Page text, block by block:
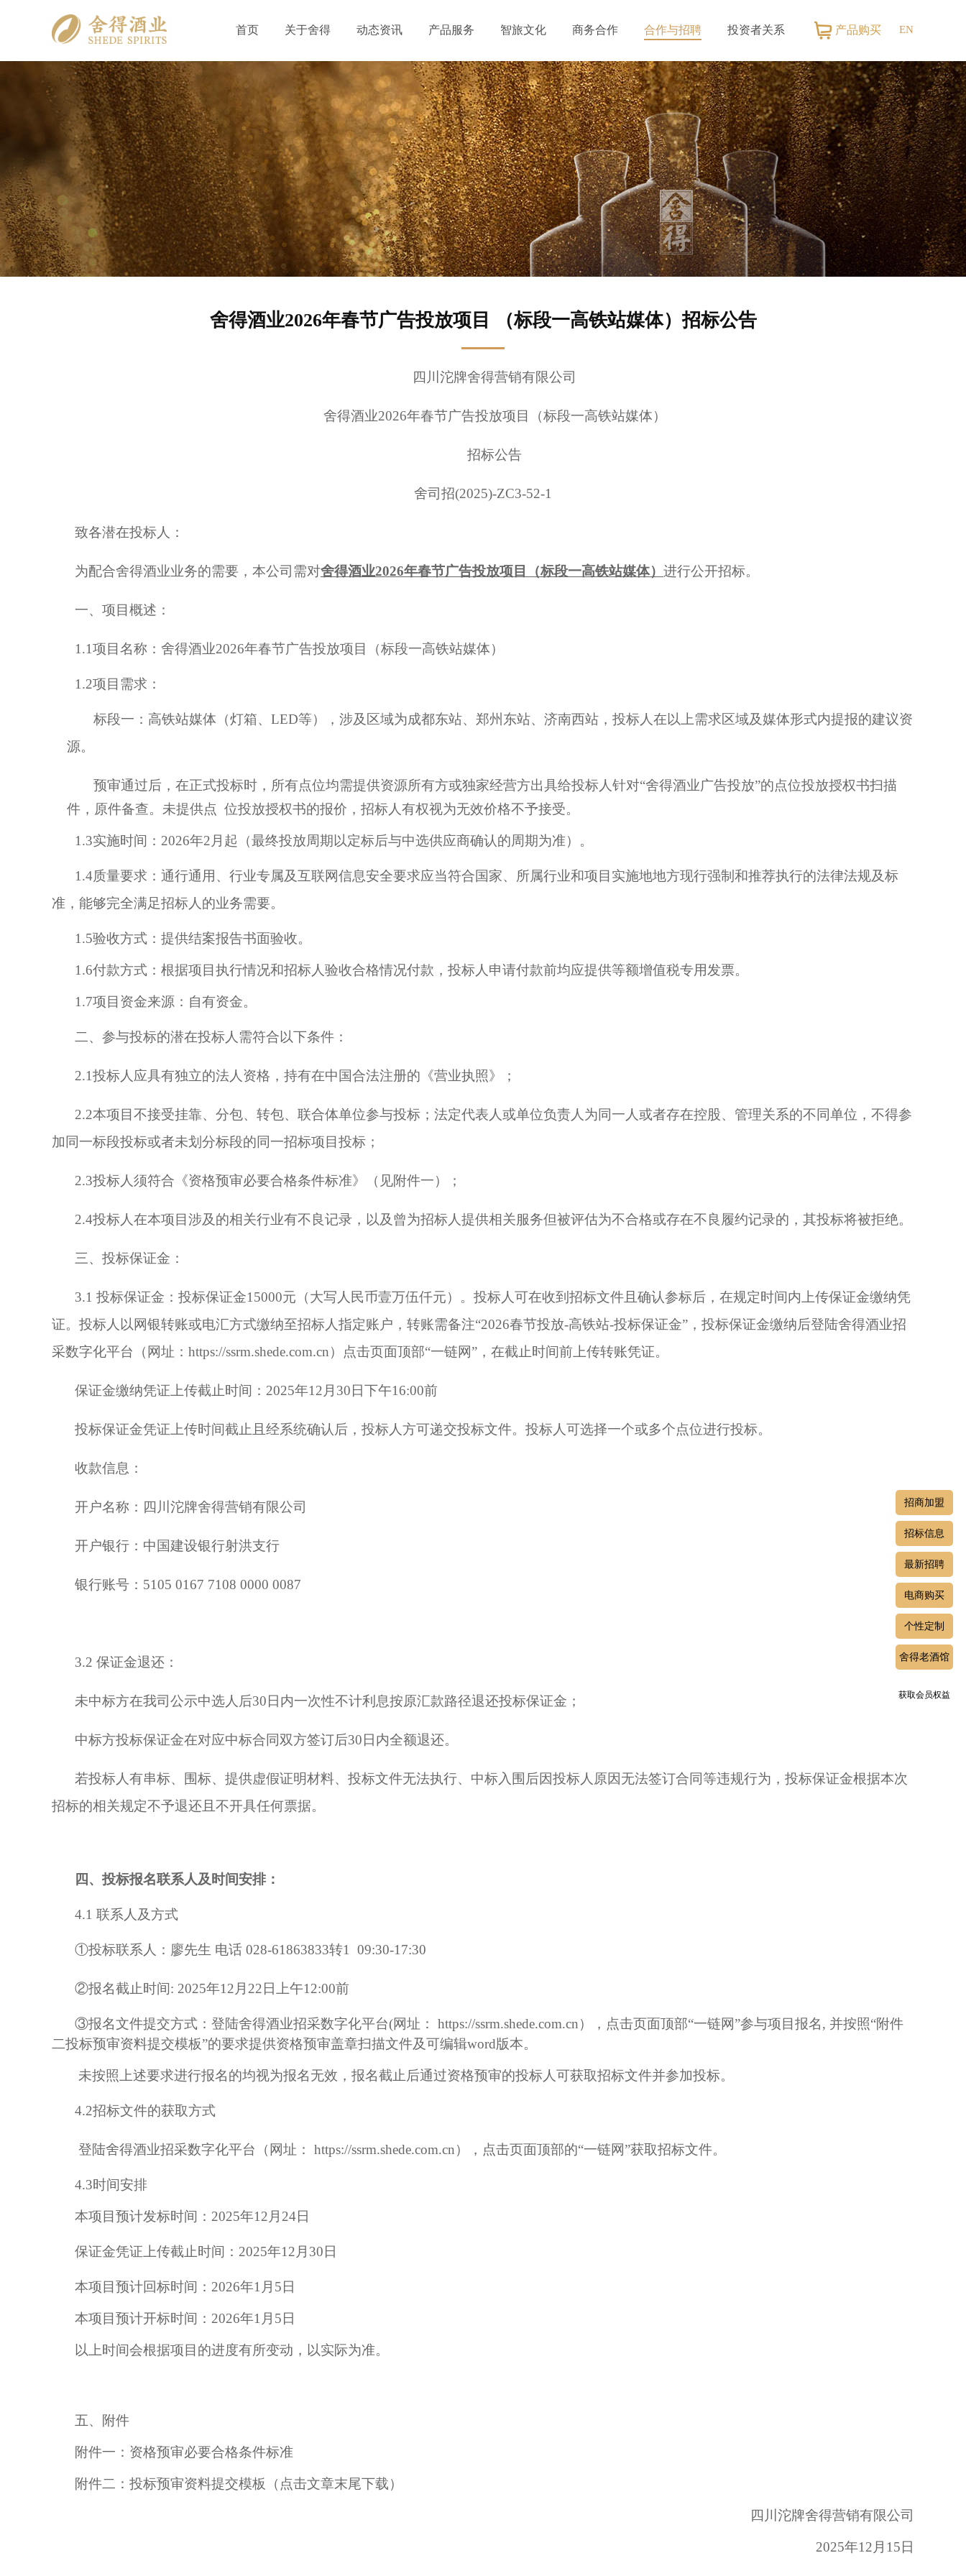
首页 关于舍得
公司概况
舍得荣誉
联系我们
动态资讯
公司报道
活动信息
视频中心
产品服务
产品中心
个性定制
会员中心
服务中心
智旅文化
生态酿酒
智慧之旅
智慧人物
商务合作
推荐官招募
合作与招聘
招商加盟
招标信息
最新招聘
投资者关系
公司公告
股票信息
社会责任
信息公示
产品购买 EN
舍得酒业2026年春节广告投放项目 （标段一高铁站媒体）招标公告
四川沱牌舍得营销有限公司
舍得酒业2026年春节广告投放项目（标段一高铁站媒体）
招标公告
舍司招(2025)-ZC3-52-1
致各潜在投标人：
为配合舍得酒业业务的需要，本公司需对舍得酒业2026年春节广告投放项目（标段一高铁站媒体） 进行公开招标。
一、项目概述：
1.1项目名称： 舍得酒业2026年春节广告投放项目（标段一高铁站媒体）
1.2项目 需求：
标段一： 高铁站媒体 （灯箱、 LED等），涉及区域为成都东站、郑州东站、济南西站，投标人在以上需求区域及媒体形式内提报的建议资
源。
预审通过后，在正式投标时，所有点位均需提供资源所有方或独家经营方出具给投标人针对“舍得酒业广告投放”的点位投放授权书扫描
件，原件备查。 未提供点 位投放授权书的报价，招标人有权视为无效价格不予接受。
1.3实施时间： 2026年2月起（最终投放周期以定标后与中选供应商确认的周期为准）。
1.4质量要求：通行通用、行业专属及互联网信息安全要求应当符合国家、所属行业和项目实施地地方现行强制和推荐执行的法律法规及标
准，能够完全满足招标人的业务需要。
1.5验收方式：提供结案报告书面验收。
1.6付款方式：根据项目执行情况和招标人验收合格情况付款，投标人申请付款前均应提供等额增值税专用发票。
1.7项目资金来源：自有资金。
二、参与投标的潜在投标人需符合以下条件：
2.1投标人应具有独立的法人资格，持有在中国合法注册的《营业执照》；
2.2本项目不接受挂靠、分包、转包、联合体单位参与投标；法定代表人或单位负责人为同一人或者存在控股、管理关系的不同单位，不得参
加同一标段投标或者未划分标段的同一招标项目投标；
2.3投标人须符合《资格预审必要合格条件标准》（见附件一）；
2.4投标人在本项目涉及的相关行业有不良记录，以及曾为招标人提供相关服务但被评估为不合格或存在不良履约记录的，其投标将被拒绝。
三、 投标保证金：
3.1 投标保证金：投标保证金15000元（大写人民币壹万伍仟元） 。 投标人可在收到招标文件且确认参标后，在规定时间内上传保证金缴纳凭
证。投标人以网银转账或电汇方式缴纳至招标人指定账户，转账需备注“2026春节投放-高铁站-投标保证金”，投标保证金缴纳后登陆舍得酒业招
采数字化平台（网址：https://ssrm.shede.com.cn）点击页面顶部“一链网”，在截止时间前上传转账凭证。
保证金缴纳凭证上传截止时间： 2025年12月 30 日下午16:00前
投标保证金凭证上传时间截止且经系统确认后，投标人方可递交投标文件。投标人可选择一个或多个点位进行投标。
收款信息：
开户名称：四川沱牌舍得营销有限公司
开户银行：中国建设银行射洪支行
银行账号： 5105 0167 7108 0000 0087
3.2 保证金退还：
未中标方在我司公示中选人后30日内一次性不计利息按原汇款路径退还投标保证金；
中标方投标保证金在对应中标合同双方签订后30 日内全额退还。
若投标人有串标、围标、提供虚假证明材料、投标文件无法执行、中标入围后因投标人原因无法签订合同等违规行为，投标保证金根据本次
招标的相关规定不予退还且不开具任何票据。
四、投标报名联系人及时间安排：
4.1 联系人及方式
①投标联系人： 廖先生 电话 028-61863833转1 09:30-17:30
②报名截止 时间: 2025年12 月 22 日上午12:00前
③报名文件提交方式：登陆舍得酒业招采数字化平台(网址： https://ssrm.shede.com.cn），点击页面顶部“一链网”参与项目报名, 并按照“附件
二投标预审资料提交模板”的要求提供资格预审盖章扫描文件及可编辑word版本。
未按照上述要求进行报名的均视为报名无效， 报名截止后通过资格预审的投标人可获取招标文件并参加投标。
4.2招标文件的获取方式
登陆舍得酒业招采数字化平台（网址： https://ssrm.shede.com.cn），点击页面顶部的“一链网”获取招标文件。
4.3时间安排
本项目预计发标时间： 2025年12月 24日
保证金凭证上传截止时间： 2025年12月 30 日
本项目预计回标时间： 2026年1 月 5 日
本项目预计开标时间： 2026年1 月 5 日
以上时间会根据项目的进度有所变动，以实际为准。
五、附件
附件一：资格预审必要合格条件标准
附件二：投标预审资料提交模板（点击文章末尾下载）
四川沱牌舍得营销有限公司
2025年12 月 15 日
招商加盟
招标信息
最新招聘
电商购买
个性定制
舍得老酒馆
获取会员权益